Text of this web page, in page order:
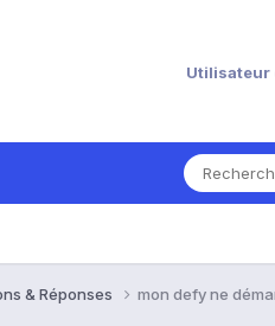
Utilisateur
& Réponses mon defy ne